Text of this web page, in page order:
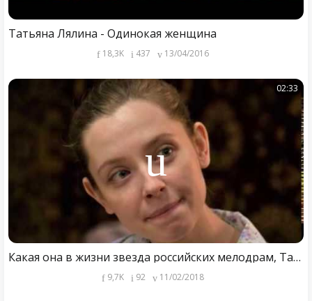
Татьяна Лялина - Одинокая женщина
18,3K 437 13/04/2016
02:33
Какая она в жизни звезда российских мелодрам, Татьяна Лялина
9,7K 92 11/02/2018